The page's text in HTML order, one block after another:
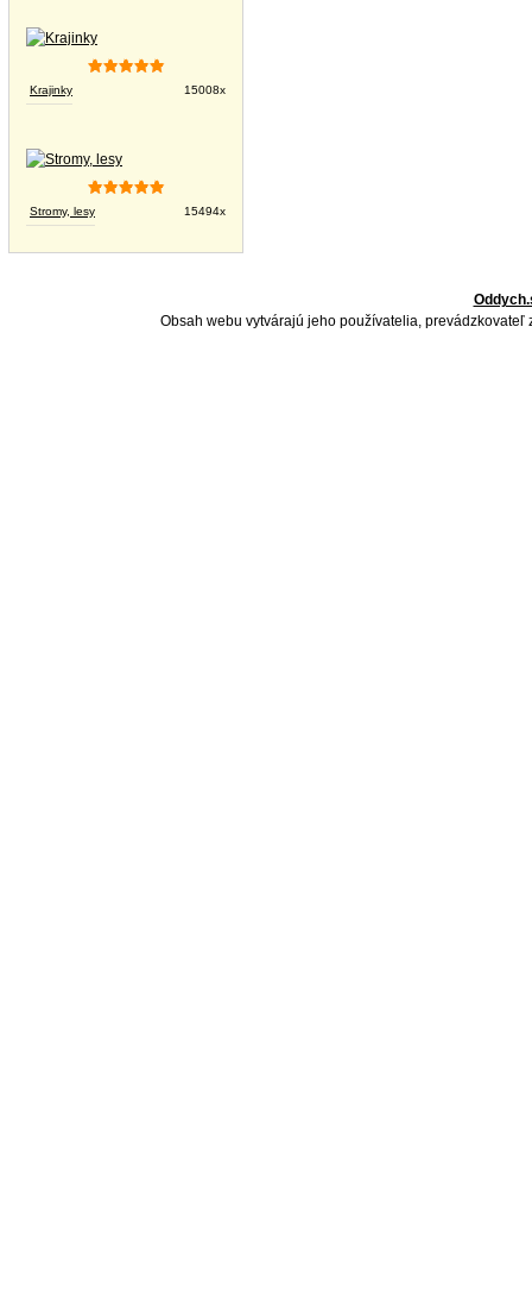
Krajinky 15008x
Stromy, lesy 15494x
Obsah webu vytvárajú jeho používatelia,